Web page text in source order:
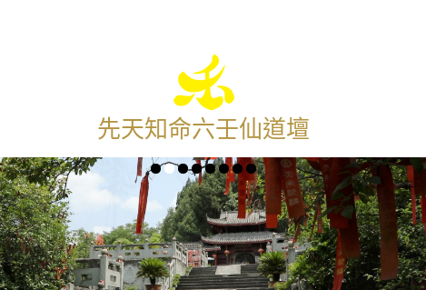
先天知命六壬仙道壇